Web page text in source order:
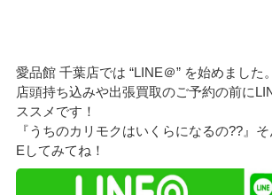
愛品館 千葉店では “LINE＠” を始めました。
店頭持ち込みや出張買取のご予約の前に
ススメです！
『うちのカリモクはいくらになるの??』
Eしてみてね！